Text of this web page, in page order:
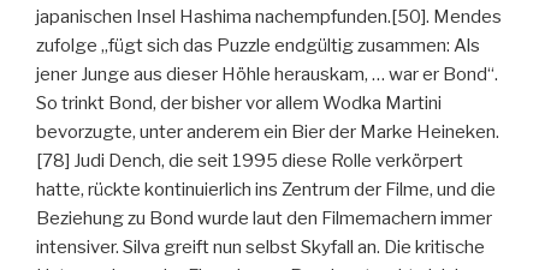
japanischen Insel Hashima nachempfunden.[50]. Mendes
zufolge „fügt sich das Puzzle endgültig zusammen: Als
jener Junge aus dieser Höhle herauskam, … war er Bond“.
So trinkt Bond, der bisher vor allem Wodka Martini
bevorzugte, unter anderem ein Bier der Marke Heineken.
[78] Judi Dench, die seit 1995 diese Rolle verkörpert
hatte, rückte kontinuierlich ins Zentrum der Filme, und die
Beziehung zu Bond wurde laut den Filmemachern immer
intensiver. Silva greift nun selbst Skyfall an. Die kritische